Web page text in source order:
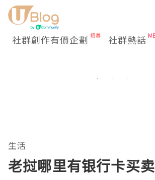
社群創作有價企劃 社群熱話
生活
老挝哪里有银行卡买卖